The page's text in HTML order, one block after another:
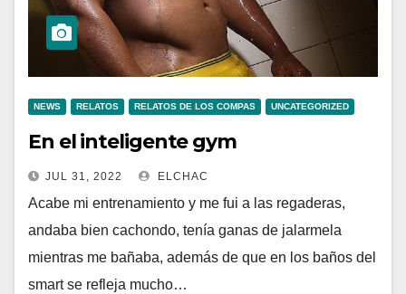
NEWS RELATOS RELATOS DE LOS COMPAS UNCATEGORIZED
En el inteligente gym
JUL 31, 2022 ELCHAC
Acabe mi entrenamiento y me fui a las regaderas,
andaba bien cachondo, tenía ganas de jalarmela
mientras me bañaba, además de que en los baños del
smart se refleja mucho…